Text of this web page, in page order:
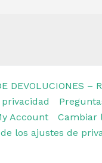
DEVOLUCIONES –
Account
Cambiar
los ajustes de